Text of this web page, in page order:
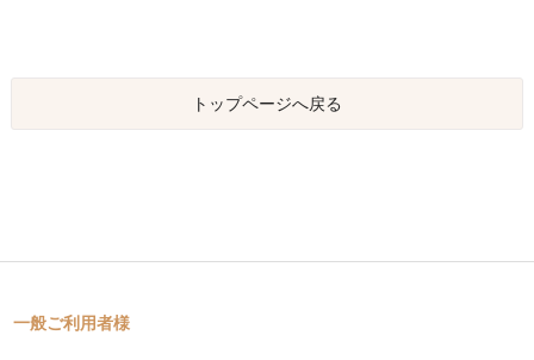
トップページへ戻る
一般ご利用者様